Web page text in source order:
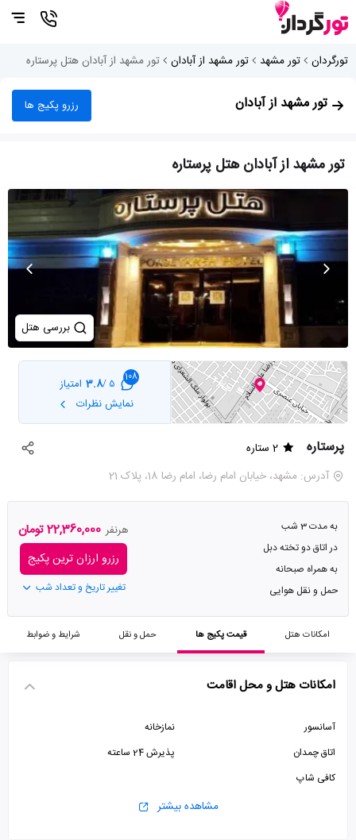
تورگردان تور مشهد تور مشهد از آبادان تور مشهد از آبادان هتل پرستاره
تور مشهد از آبادان رزرو پکیج ها
تور مشهد از آبادان هتل پرستاره
بررسی هتل
108
5 /
3.8 امتیاز
نمایش نظرات
پرستاره
2 ستاره
آدرس: مشهد، خیابان امام رضا، امام رضا 18، پلاک 21
به مدت 3 شب
در اتاق دو تخته دبل
به همراه صبحانه
حمل و نقل هوایی
هرنفر 22,360,000 تومان
رزرو ارزان ترین پکیج
تغییر تاریخ و تعداد شب
امکانات هتل قیمت پکیج ها حمل و نقل شرایط و ضوابط
امکانات هتل و محل اقامت
آسانسور
نمازخانه
اتاق چمدان
پذیرش 24 ساعته
کافی شاپ
مشاهده بیشتر